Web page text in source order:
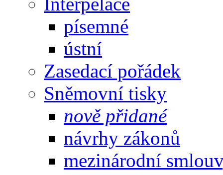
písemné
ústní
Zasedací pořádek
Sněmovní tisky
nově přidané
návrhy zákonů
mezinárodní